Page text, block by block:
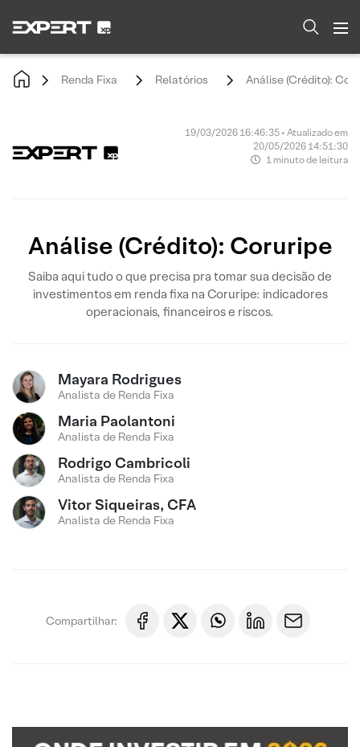
Renda Fixa Relatórios Análise (Crédito):
19/03/2026 16:46:35 • Atualizado em
20/05/2026 14:51:30
1 minuto de leitura
Análise (Crédito): Coruripe
Saiba aqui tudo o que precisa pra tomar sua decisão de
investimentos em renda fixa na Coruripe: indicadores
operacionais, financeiros e riscos.
Mayara Rodrigues
Analista de Renda Fixa
Maria Paolantoni
Analista de Renda Fixa
Rodrigo Cambricoli
Analista de Renda Fixa
Vitor Siqueiras, CFA
Analista de Renda Fixa
Compartilhar: